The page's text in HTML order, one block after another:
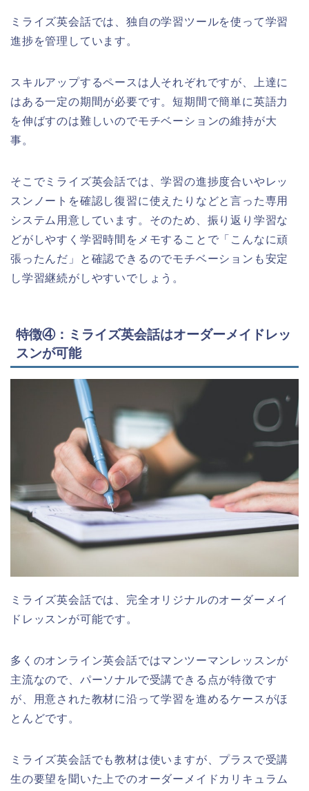
ミライズ英会話では、独自の学習ツールを使って学習
進捗を管理しています。
スキルアップするペースは人それぞれですが、上達に
はある一定の期間が必要です。短期間で簡単に英語力
を伸ばすのは難しいのでモチベーションの維持が大
事。
そこでミライズ英会話では、学習の進捗度合いやレッ
スンノートを確認し復習に使えたりなどと言った専用
システム用意しています。そのため、振り返り学習な
どがしやすく学習時間をメモすることで「こんなに頑
張ったんだ」と確認できるのでモチベーションも安定
し学習継続がしやすいでしょう。
特徴④：ミライズ英会話はオーダーメイドレッ
スンが可能
ミライズ英会話では、完全オリジナルのオーダーメイ
ドレッスンが可能です。
多くのオンライン英会話ではマンツーマンレッスンが
主流なので、パーソナルで受講できる点が特徴です
が、用意された教材に沿って学習を進めるケースがほ
とんどです。
ミライズ英会話でも教材は使いますが、プラスで受講
生の要望を聞いた上でのオーダーメイドカリキュラム